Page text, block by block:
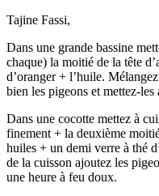
Tajine Fassi,
Dans une grande bassine
chaque) la moitié de la tête
d’oranger + l’huile.
bien les pigeons et mettez-
Dans une cocotte mettez à
finement + la deuxième
huiles + un demi verre à thé
de la cuisson ajoutez les
une heure à feu doux.